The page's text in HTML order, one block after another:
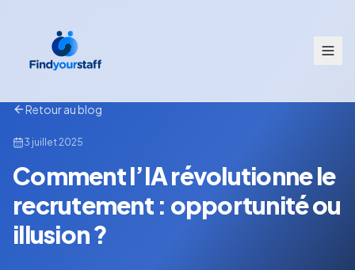
Retour au blog
3 juillet 2025
Comment l’IA révolutionne le
recrutement : opportunité ou
illusion ?